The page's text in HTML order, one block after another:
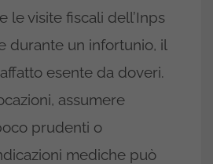
le visite fiscali dell’Inps
durante un infortunio, il
esente da doveri.
assumere
prudenti o
mediche può